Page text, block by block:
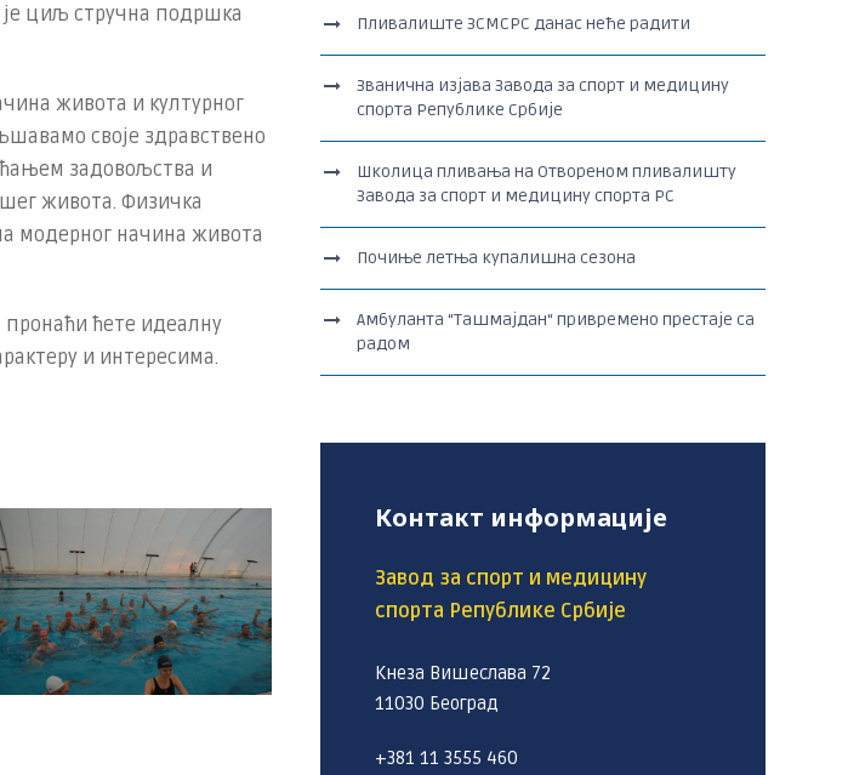
је циљ стручна подршка
живота и културног
своје здравствено
задовољства и
живота. Физичка
модерног начина живота
пронаћи ћете идеалну
и интересима.
Пливалиште ЗСМСРС данас неће радити
Званична изјава Завода за спорт и медицину
спорта Републике Србије
Школица пливања на Отвореном пливалишту
Завода за спорт и медицину спорта РС
Почиње летња купалишна сезона
Амбуланта “Ташмајдан“ привремено престаје са
радом
Контакт информације
Завод за спорт и медицину
спорта Републике Србије
Кнеза Вишеслава 72
11030 Београд
+381 11 3555 460